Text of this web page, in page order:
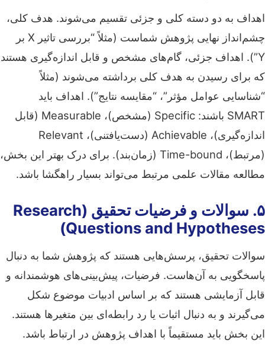
اهداف به دو دسته کلی و جزئی تقسیم می‌شوند. هدف کلی،
چشم‌انداز نهایی پژوهش شماست (مثلاً “بررسی تاثیر X بر
Y”). اهداف جزئی، گام‌های مشخص و قابل اندازه‌گیری هستند
که برای رسیدن به هدف کلی برداشته می‌شوند (مثلاً
“شناسایی عوامل مؤثر”، “مقایسه نتایج”). اهداف باید
SMART باشند: Specific (مشخص)، Measurable (قابل
اندازه‌گیری)، Achievable (دست‌یافتنی)، Relevant
(مرتبط)، Time-bound (زمان‌بند). برای درک بهتر این بخش،
مطالعه مقالات علمی مرتبط می‌تواند بسیار راهگشا باشد.
۵. سوالات و فرضیات تحقیق (Research
Questions and Hypotheses)
سوالات تحقیق، پرسش‌هایی هستند که پژوهش شما به دنبال
پاسخگویی به آن‌هاست. فرضیات، پیش‌بینی‌های هوشمندانه و
قابل آزمایشی هستند که بر اساس ادبیات موضوع شکل
می‌گیرند و به دنبال اثبات یا رد رابطه‌ای بین متغیرها هستند.
این بخش باید مستقیماً با اهداف پژوهش در ارتباط باشد.